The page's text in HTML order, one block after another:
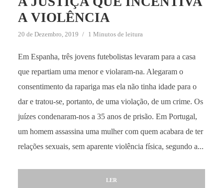
A VIOLÊNCIA
20 de Dezembro, 2019 1 Minutos de leitura
Em Espanha, três jovens futebolistas levaram para a casa
que repartiam uma menor e violaram-na. Alegaram o
consentimento da rapariga mas ela não tinha idade para o
dar e tratou-se, portanto, de uma violação, de um crime. Os
juízes condenaram-nos a 35 anos de prisão. Em Portugal,
um homem assassina uma mulher com quem acabara de ter
relações sexuais, sem aparente violência física, segundo a...
LER